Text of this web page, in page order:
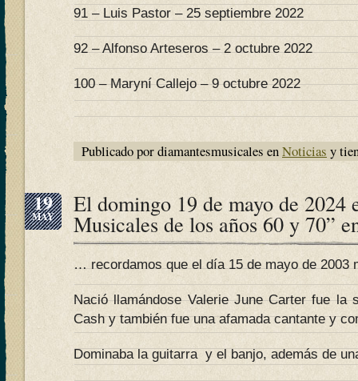
91 – Luis Pastor – 25 septiembre 2022
92 – Alfonso Arteseros – 2 octubre 2022
100 – Maryní Callejo – 9 octubre 2022
Publicado por diamantesmusicales enNoticias y
19
MAY El domingo 19 de mayo de 2024
Musicales de los años 60 y 70”
… recordamos que el día 15 de mayo de 2003
Nació llamándose Valerie June Carter fue la
Cash y también fue una afamada cantante y
Dominaba la guitarra y el banjo, además de